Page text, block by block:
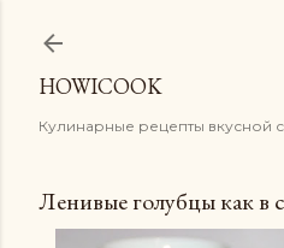
HOWICOOK
Кулинарные рецепты вкусной
Ленивые голубцы как в